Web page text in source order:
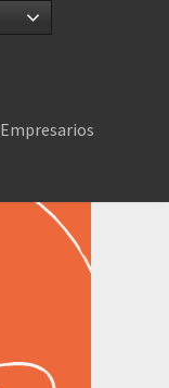
Empresarios